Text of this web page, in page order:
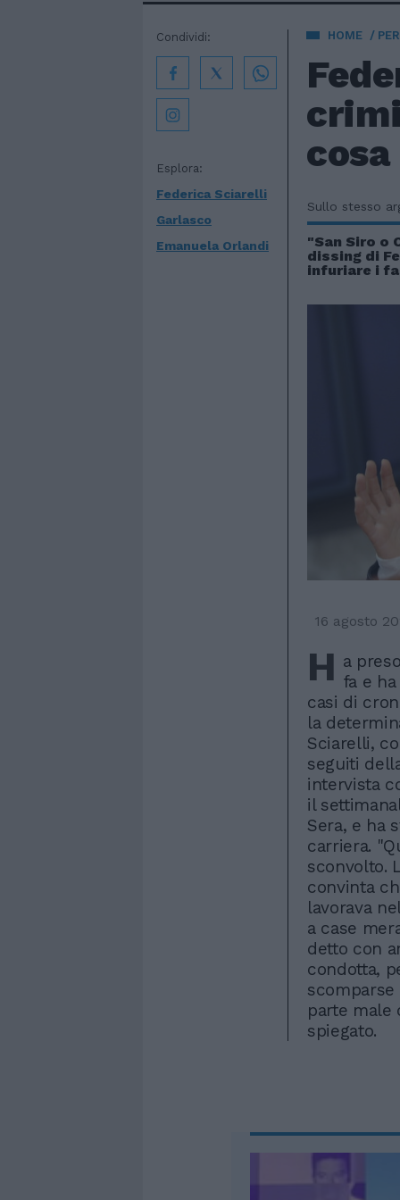
HOME
cosa
Esplora:
Federica Sciarelli
Garlasco
Emanuela Orlandi
Condividi:
Sullo stesso
"San Siro o
dissing di
infuriare i
16 agosto
H a
fa e
casi di
la
Sciarelli,
seguiti
intervista
il
Sera, e ha
carriera.
sconvolto.
convinta
lavorava
a case
detto con
condotta,
parte male
spiegato.